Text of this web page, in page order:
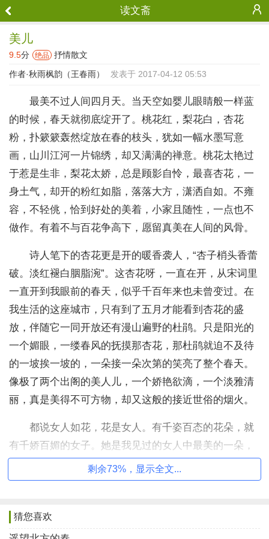
读文斋
美儿
9.5分 绝品 抒情散文
作者·秋雨枫韵（王春雨） 发表于 2017-04-12 05:53
最美不过人间四月天。当天空如婴儿眼睛般一样蓝
的时候，春天就彻底绽开了。桃花红，梨花白，杏花
粉，扑簌簌轰然绽放在春的枝头，犹如一幅水墨写意
画，山川江河一片锦绣，却又满满的禅意。桃花太艳过
于惹是生非，梨花太娇，总是顾影自怜，最喜杏花，一
身土气，却开的粉红如脂，落落大方，潇洒自如。不雍
容，不轻佻，恰到好处的美着，小家且随性，一点也不
做作。有着不与百花争高下，愿留真美在人间的风骨。
诗人笔下的杏花更是开的暖香袭人，“杏子梢头香蕾
破。淡红褪白胭脂涴”。这杏花呀，一直在开，从宋词里
一直开到我眼前的春天，似乎千百年来也未曾变过。在
我生活的这座城市，只有到了五月才能看到杏花的盛
放，伴随它一同开放还有漫山遍野的杜鹃。只是阳光的
一个媚眼，一缕春风的抚摸那杏花，那杜鹃就迫不及待
的一坡挨一坡的，一朵接一朵次第的笑亮了整个春天。
像极了两个出阁的美人儿，一个娇艳欲滴，一个淡雅清
丽，真是美得不可方物，却又这般的接近世俗的烟火。
都说女人如花，花是女人。有千姿百态的花朵，就
有千娇百媚的女子。她是我见过的女人中最美的一朵，
就像家乡敖包山上五月里开的杏花，美且不妖娆，风情
却不逼人。认识她纯属偶然，是文字的联姻，让我们彼
珊处意外相逢的喜悦。尽管有些相见恨晚，却也一见钟
情，再见倾心惺惺相惜的美好。
剩余73%，显示全文...
猜您喜欢